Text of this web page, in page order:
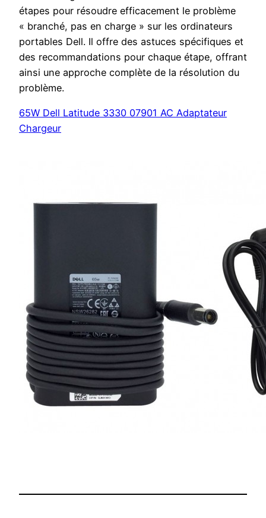
étapes pour résoudre efficacement le problème
« branché, pas en charge » sur les ordinateurs
portables Dell. Il offre des astuces spécifiques et
des recommandations pour chaque étape, offrant
ainsi une approche complète de la résolution du
problème.
65W Dell Latitude 3330 07901 AC Adaptateur
Chargeur